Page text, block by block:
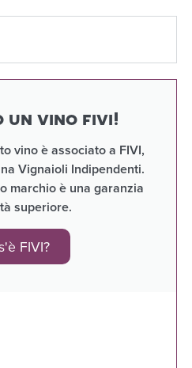
un vino fivi!
vino è associato a FIVI,
Vignaioli Indipendenti.
marchio è una garanzia
superiore.
FIVI?